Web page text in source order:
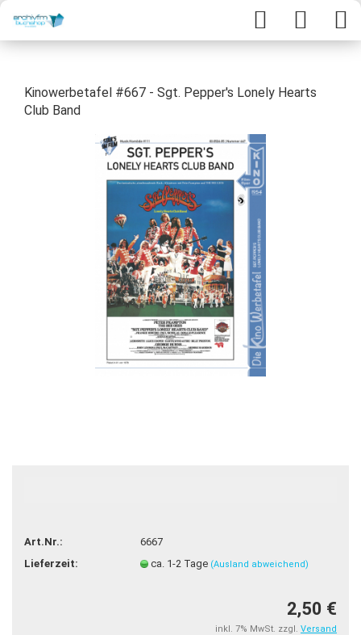
Kinowerbetafel #667 - Sgt. Pepper's Lonely Hearts
Club Band
Art.Nr.:
6667
Lieferzeit:
ca. 1-2 Tage (Ausland abweichend)
2,50 €
inkl. 7% MwSt. zzgl. Versand